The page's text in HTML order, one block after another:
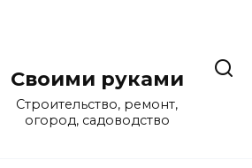
Своими руками
Строительство, ремонт,
огород, садоводство